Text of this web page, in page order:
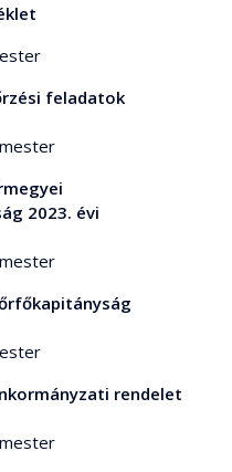
feladatok
2023. évi
rendelet